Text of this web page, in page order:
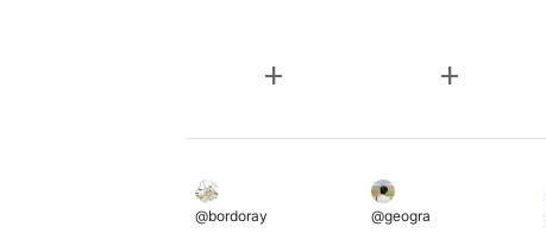
add add
@bordoray
@geogra